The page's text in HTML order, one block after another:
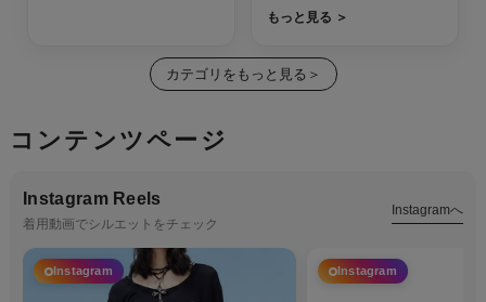
もっと見る
カテゴリをもっと見る＞
コンテンツページ
Instagram Reels
着用動画でシルエットをチェック
Instagramへ
Instagram Instagram